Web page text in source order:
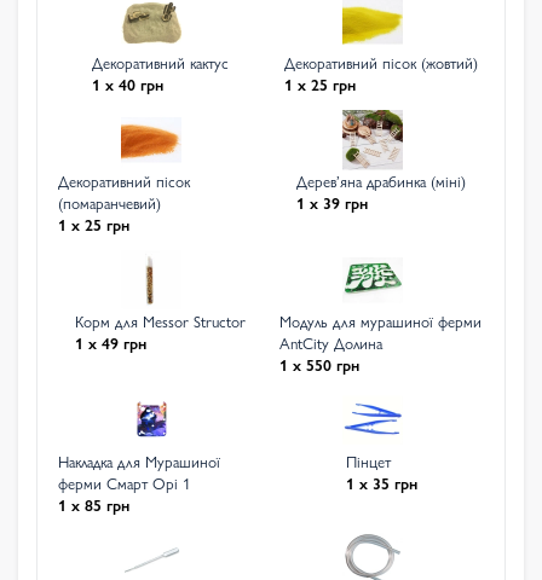
Декоративний кактус
1 x 40 грн
Декоративний пісок (жовтий)
1 x 25 грн
Декоративний пісок
(помаранчевий)
1 x 25 грн
Деревʼяна драбинка (міні)
1 x 39 грн
Корм для Messor Structor
1 x 49 грн
Модуль для мурашиної ферми
AntCity Долина
1 x 550 грн
Накладка для Мурашиної
ферми Смарт Орі 1
1 x 85 грн
Пінцет
1 x 35 грн